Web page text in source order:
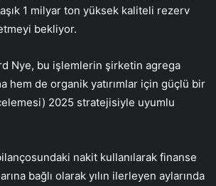
1 milyar ton yüksek kaliteli rezerv
bekliyor.
Nye, bu işlemlerin şirketin agrega
hem de organik yatırımlar için güçlü bir
2025 stratejisiyle uyumlu
nakit kullanılarak finanse
bağlı olarak yılın ilerleyen aylarında